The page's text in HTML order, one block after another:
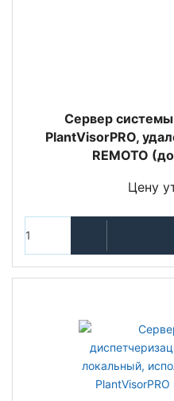
Сервер
PlantVisorPRO,
REMOTO
Цену